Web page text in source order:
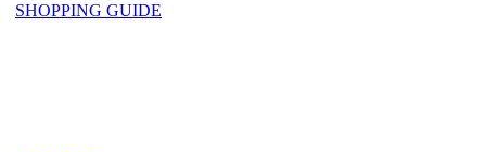
SHOPPING GUIDE